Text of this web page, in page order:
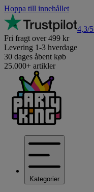
Hoppa till innehållet
4,3/5
Fri fragt over 499 kr
Levering 1-3 hverdage
30 dages åbent køb
25.000+ artikler
Kategorier